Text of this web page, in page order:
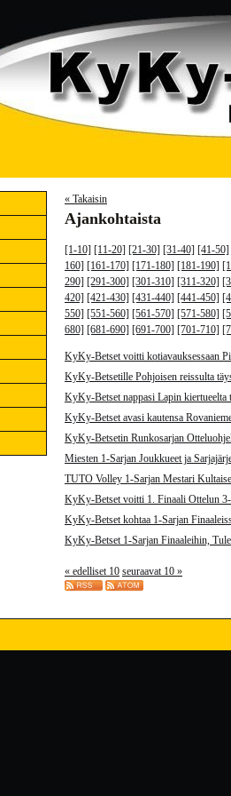
« Takaisin
Ajankohtaista
[1-10] [11-20] [21-30] [31-40] [41-50]
160] [161-170] [171-180] [181-190]
290] [291-300] [301-310] [311-320]
420] [421-430] [431-440] [441-450]
550] [551-560] [561-570] [571-580]
680] [681-690] [691-700] [701-710]
KyKy-Betset voitti kotiavauksessaan
KyKy-Betsetille Pohjoisen reissulta
KyKy-Betset nappasi Lapin kiertueelta
KyKy-Betset avasi kautensa
KyKy-Betsetin Runkosarjan
Miesten 1-Sarjan Joukkueet ja
TUTO Volley 1-Sarjan Mestari
KyKy-Betset voitti 1. Finaali Ottelun 3-
KyKy-Betset kohtaa 1-Sarjan
KyKy-Betset 1-Sarjan Finaaleihin,
« edelliset 10 seuraavat 10 »